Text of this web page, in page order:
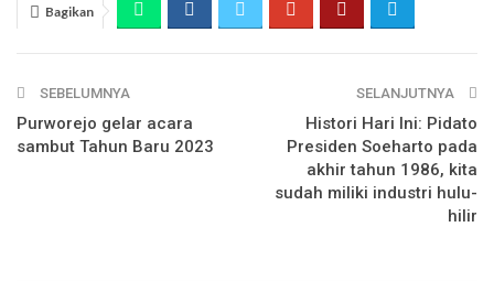
Bagikan
SEBELUMNYA
Purworejo gelar acara
sambut Tahun Baru 2023
SELANJUTNYA
Histori Hari Ini: Pidato
Presiden Soeharto pada
akhir tahun 1986, kita
sudah miliki industri hulu-
hilir